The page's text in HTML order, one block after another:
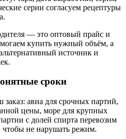
серии согласуем рецептуры
— это оптовый прайс и
купить нужный объём, а
источник и
сроки
авиа для срочных партий,
цены, море для крупных
с долей спирта перевозим
не нарушать режим.